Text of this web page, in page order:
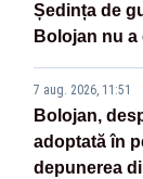
Ședința de
Bolojan nu
7 aug. 2026, 11:51
Bolojan,
adoptată în
depunerea